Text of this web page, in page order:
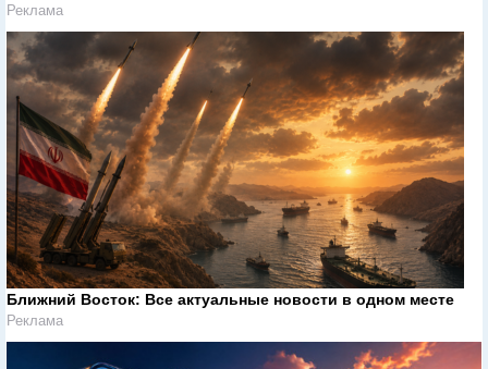
Реклама
Ближний Восток: Все актуальные новости в одном месте
Реклама